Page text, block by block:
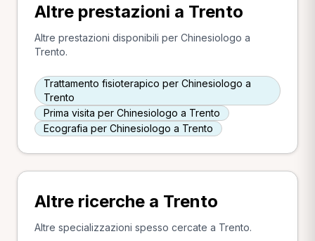
Altre prestazioni a Trento
Altre prestazioni disponibili per Chinesiologo a
Trento.
Trattamento fisioterapico per Chinesiologo a
Trento
Prima visita per Chinesiologo a Trento
Ecografia per Chinesiologo a Trento
Altre ricerche a Trento
Altre specializzazioni spesso cercate a Trento.